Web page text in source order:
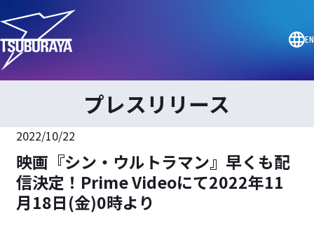
EN
プレスリリース
2022/10/22
映画『シン・ウルトラマン』早くも配
信決定！Prime Videoにて2022年11
月18日(金)0時より